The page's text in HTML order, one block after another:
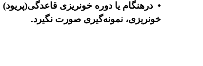
• درهنگام یا دوره خونریزی
خونریزی، نمونه‌گیری صورت نگیرد.